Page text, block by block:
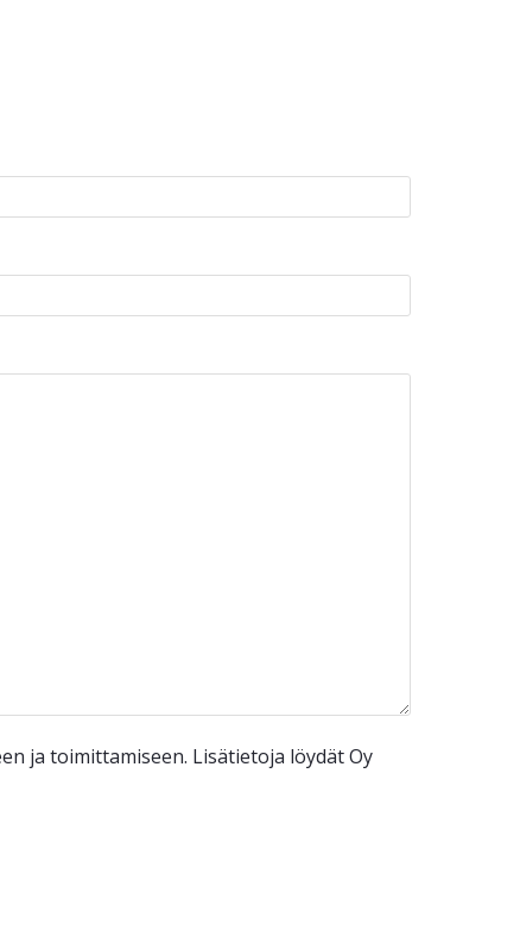
ja toimittamiseen. Lisätietoja löydät Oy